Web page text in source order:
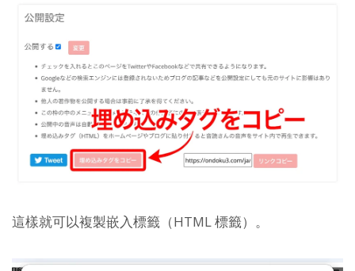
這樣就可以複製嵌入標籤（HTML 標籤）。